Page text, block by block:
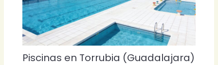
Piscinas en Torrubia (Guadalajara)